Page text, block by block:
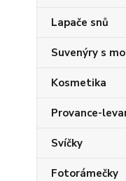
Lapače snů
Suvenýry s
Kosmetika
Provance-
Svíčky
Fotorámečky